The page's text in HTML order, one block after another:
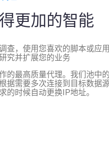
更加的智能
查，使用您喜欢的脚本或应
究并扩展您的业务
的最高质量代理。我们池中
据需要多次连接到目标数据
的时候自动更换IP地址。